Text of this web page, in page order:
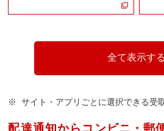
全て表示する
サイト・アプリごとに選択できる受
配達通知からコンビニ・郵